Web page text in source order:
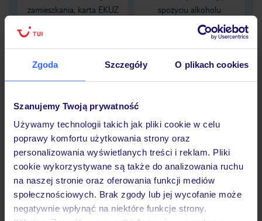
Zgoda Szczegóły O plikach cookies
Szanujemy Twoją prywatność
Używamy technologii takich jak pliki cookie w celu
poprawy komfortu użytkowania strony oraz
personalizowania wyświetlanych treści i reklam. Pliki
cookie wykorzystywane są także do analizowania ruchu
na naszej stronie oraz oferowania funkcji mediów
społecznościowych. Brak zgody lub jej wycofanie może
negatywnie wpłynąć na niektóre funkcje strony.
zamieszkania, karta EKUZ
spożyciu alkoholu
obejmującą NNW
zaistniałych pod wpływem
alkoholu
Sprawdź szczegóły
wariantów ochrony »
Dlaczego warto wybrać TUI?